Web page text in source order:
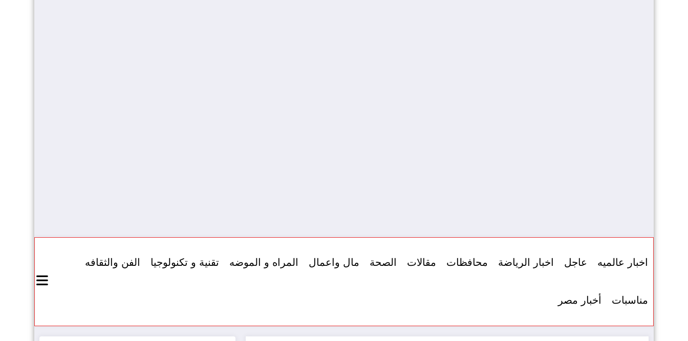
اخبار عالميه عاجل اخبار الرياضة محافظات مقالات الصحة مال واعمال المراه و الموضه تقنية و تكنولوجيا الفن والثقافه
مناسبات أخبار مصر